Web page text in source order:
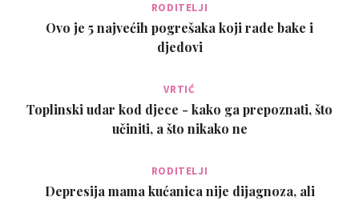
RODITELJI
Ovo je 5 najvećih pogrešaka koji rade bake i
djedovi
VRTIĆ
Toplinski udar kod djece - kako ga prepoznati, što
učiniti, a što nikako ne
RODITELJI
Depresija mama kućanica nije dijagnoza, ali